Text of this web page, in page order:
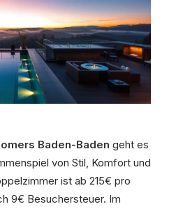
Baden-Baden geht es
von Stil, Komfort und
ist ab 215€ pro
9€ Besuchersteuer. Im